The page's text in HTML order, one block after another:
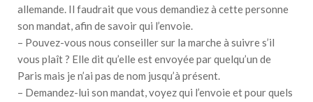
allemande. Il faudrait que vous demandiez à cette personne
son mandat, afin de savoir qui l’envoie.
– Pouvez-vous nous conseiller sur la marche à suivre s’il
vous plaît ? Elle dit qu’elle est envoyée par quelqu’un de
Paris mais je n’ai pas de nom jusqu’à présent.
– Demandez-lui son mandat, voyez qui l’envoie et pour quels